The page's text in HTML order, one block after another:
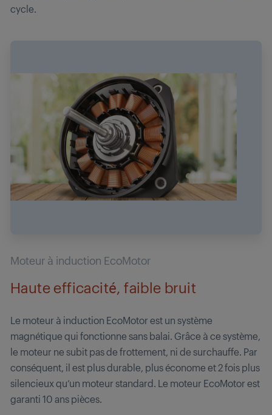
cycle.
Moteur à induction EcoMotor
Haute efficacité, faible bruit
Le moteur à induction EcoMotor est un système
magnétique qui fonctionne sans balai. Grâce à ce système,
le moteur ne subit pas de frottement, ni de surchauffe. Par
conséquent, il est plus durable, plus économe et 2 fois plus
silencieux qu’un moteur standard. Le moteur EcoMotor est
garanti 10 ans pièces.